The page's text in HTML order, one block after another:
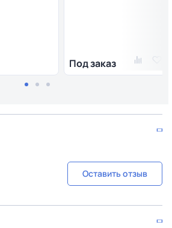
Под заказ
Оставить отзыв